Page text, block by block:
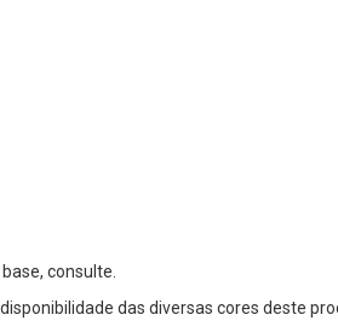
consulte.
das diversas cores deste